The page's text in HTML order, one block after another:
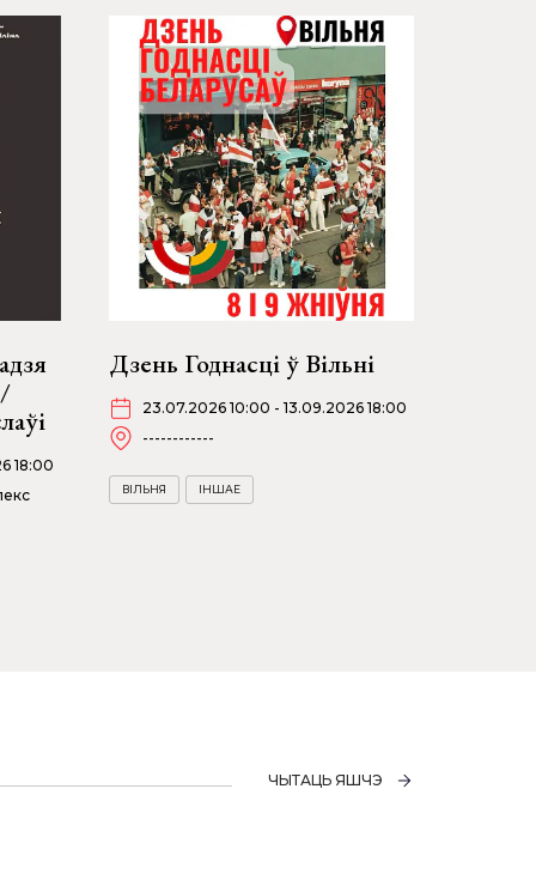
18:00
Дзень Годнасці ў Вільні
23.07.2026 10:00 - 13.09.2026 18:00
------------
ВІЛЬНЯ ІНШАЕ
ЧЫТАЦЬ ЯШЧЭ